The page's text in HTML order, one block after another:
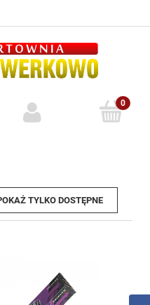
TYLKO DOSTĘPNE